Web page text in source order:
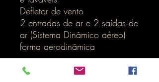
Defletor de vento
2 entradas de ar e 2 saídas de
ar (Sistema Dinâmico aéreo)
forma aerodinâmica